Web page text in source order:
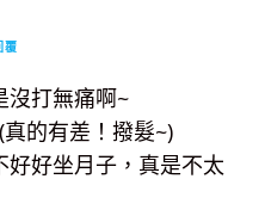
覆
沒打無痛啊~
的有差！撥髮~)
好坐月子，真是不太